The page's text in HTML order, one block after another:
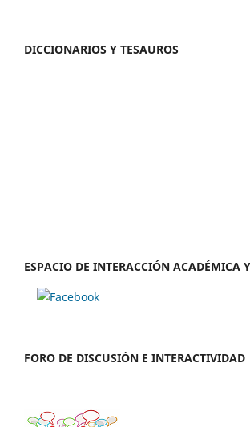
DICCIONARIOS Y TESAUROS
ESPACIO DE INTERACCIÓN ACADÉMICA
FORO DE DISCUSIÓN E INTERACTIVIDAD